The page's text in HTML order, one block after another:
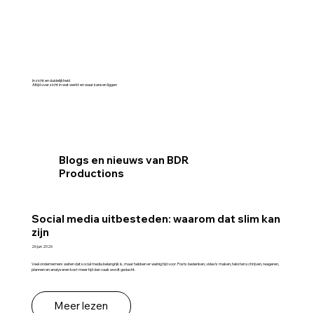
Inzicht en duidelijkheid
Altijd overzicht in wat werkt en waar kansen liggen
Blogs en nieuws van BDR
Productions
Social media uitbesteden: waarom dat slim kan
zijn
26 jun 2026
Veel ondernemers weten dat social media belangrijk is, maar hebben er weinig tijd voor. Posts bedenken, video’s maken, teksten schrijven, reageren,
plannen en analyseren kost meer tijd dan vaak wordt gedacht.
Meer lezen